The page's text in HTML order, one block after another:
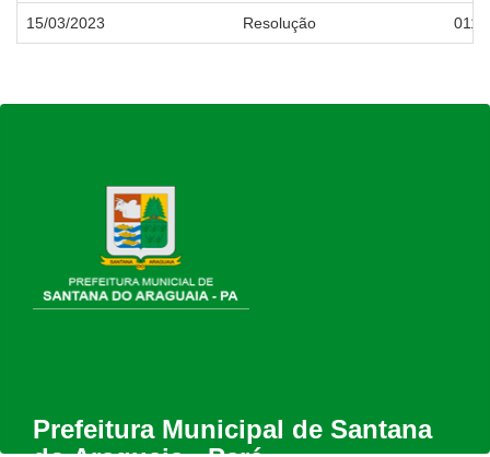
15/03/2023 Resolução 011/
Prefeitura Municipal de Santana